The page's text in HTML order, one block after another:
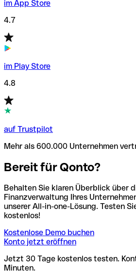
im App Store
4.7
im Play Store
4.8
auf Trustpilot
Mehr als 600.000 Unternehmen
Bereit für Qonto?
Behalten Sie klaren Überblick über
Finanzverwaltung Ihres
unserer All-in-one-Lösung. Testen
kostenlos!
Kostenlose Demo buchen
Konto jetzt eröffnen
Jetzt 30 Tage kostenlos testen.
Minuten.